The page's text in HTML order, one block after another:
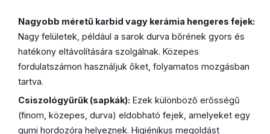
Nagyobb méretű karbid vagy kerámia hengeres fejek:
Nagy felületek, például a sarok durva bőrének gyors és
hatékony eltávolítására szolgálnak. Közepes
fordulatszámon használjuk őket, folyamatos mozgásban
tartva.
Csiszológyűrűk (sapkák): Ezek különböző erősségű
(finom, közepes, durva) eldobható fejek, amelyeket egy
gumi hordozóra helyeznek. Higiénikus megoldást